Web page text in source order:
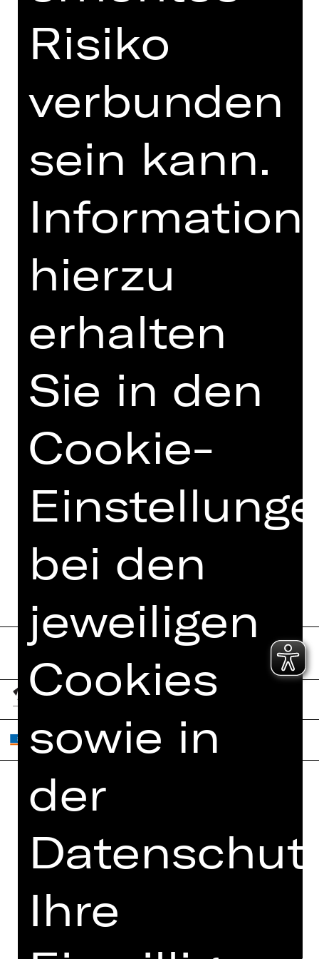
PRESSESTIMMEN
FUNDUS
PROGRAMMHEFT
MIT FREUNDLICHER
UNTERSTÜTZUNG
Opernfreunde
Home
Künstler*innen
Kartenkauf
Abos 26/27
Interner Bereich
ZVB/L
Risiko
verbunden
sein kann.
hierzu
erhalten
Sie in den
Cookie-
bei den
jeweiligen
Cookies
sowie in
der
Ihre